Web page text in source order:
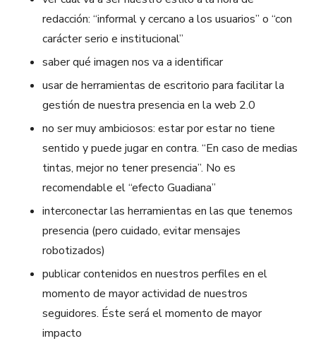
redacción: “informal y cercano a los usuarios” o “con
carácter serio e institucional”
saber qué imagen nos va a identificar
usar de herramientas de escritorio para facilitar la
gestión de nuestra presencia en la web 2.0
no ser muy ambiciosos: estar por estar no tiene
sentido y puede jugar en contra. “En caso de medias
tintas, mejor no tener presencia”. No es
recomendable el “efecto Guadiana”
interconectar las herramientas en las que tenemos
presencia (pero cuidado, evitar mensajes
robotizados)
publicar contenidos en nuestros perfiles en el
momento de mayor actividad de nuestros
seguidores. Éste será el momento de mayor
impacto